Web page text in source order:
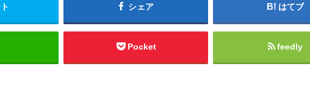
シェア はてブ
Pocket feedly